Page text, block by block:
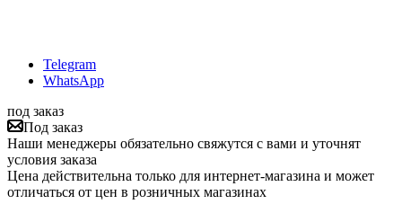
Telegram
WhatsApp
под заказ
Под заказ
Наши менеджеры обязательно свяжутся с вами и уточнят
условия заказа
Цена действительна только для интернет-магазина и может
отличаться от цен в розничных магазинах